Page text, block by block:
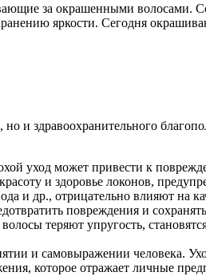
за окрашенными волосами.
яркости. Сегодня
и здравоохранительного
уход может привести к
и здоровье локонов,
и др., отрицательно влияют на
повреждения и
теряют упругость,
и самовыражении человека.
которое отражает личные